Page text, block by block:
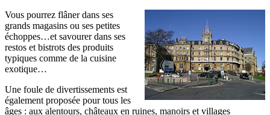
Vous pourrez flâner dans ses
grands magasins ou ses petites
échoppes…et savourer dans ses
restos et bistrots des produits
typiques comme de la cuisine
exotique…
Une foule de divertissements est
également proposée pour tous les
âges : aux alentours, châteaux en ruines, manoirs et villages